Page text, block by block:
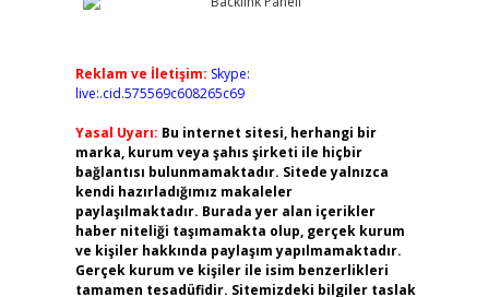
Reklam ve İletişim: Skype:
live:.cid.575569c608265c69
Yasal Uyarı: Bu internet sitesi, herhangi bir
marka, kurum veya şahıs şirketi ile hiçbir
bağlantısı bulunmamaktadır. Sitede yalnızca
kendi hazırladığımız makaleler
paylaşılmaktadır. Burada yer alan içerikler
haber niteliği taşımamakta olup, gerçek kurum
ve kişiler hakkında paylaşım yapılmamaktadır.
Gerçek kurum ve kişiler ile isim benzerlikleri
tamamen tesadüfidir. Sitemizdeki bilgiler taslak